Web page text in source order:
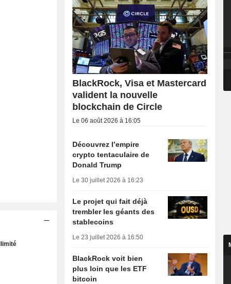
Illimité
BlackRock, Visa et Mastercard
valident la nouvelle
blockchain de Circle
Le 06 août 2026 à 16:05
Découvrez l’empire
crypto tentaculaire de
Donald Trump
Le 30 juillet 2026 à 16:23
Le projet qui fait déjà
trembler les géants des
stablecoins
Le 23 juillet 2026 à 16:50
BlackRock voit bien
plus loin que les ETF
bitcoin